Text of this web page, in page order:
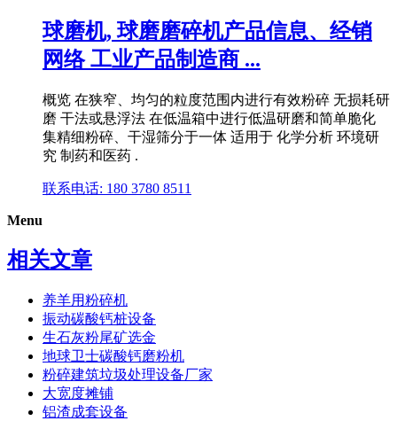
球磨机, 球磨磨碎机产品信息、经销
网络 工业产品制造商 ...
概览 在狭窄、均匀的粒度范围内进行有效粉碎 无损耗研
磨 干法或悬浮法 在低温箱中进行低温研磨和简单脆化
集精细粉碎、干湿筛分于一体 适用于 化学分析 环境研
究 制药和医药 .
联系电话: 180 3780 8511
Menu
相关文章
养羊用粉碎机
振动碳酸钙桩设备
生石灰粉尾矿选金
地球卫士碳酸钙磨粉机
粉碎建筑垃圾处理设备厂家
大宽度摊铺
铝渣成套设备